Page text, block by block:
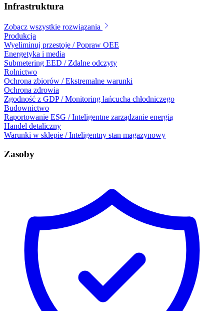
Infrastruktura
Zobacz wszystkie rozwiązania
Produkcja
Wyeliminuj przestoje / Popraw OEE
Energetyka i media
Submetering EED / Zdalne odczyty
Rolnictwo
Ochrona zbiorów / Ekstremalne warunki
Ochrona zdrowia
Zgodność z GDP / Monitoring łańcucha chłodniczego
Budownictwo
Raportowanie ESG / Inteligentne zarządzanie energią
Handel detaliczny
Warunki w sklepie / Inteligentny stan magazynowy
Zasoby